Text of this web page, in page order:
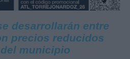
desarrollarán entre
precios reducidos
municipio